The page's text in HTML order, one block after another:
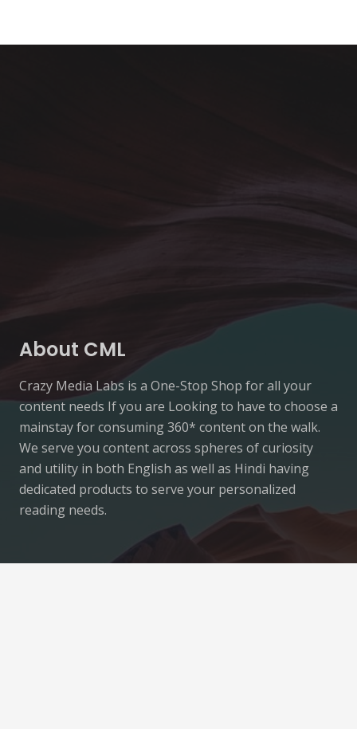
About CML
Crazy Media Labs is a One-Stop Shop for all your
content needs If you are Looking to have to choose a
mainstay for consuming 360* content on the walk.
We serve you content across spheres of curiosity
and utility in both English as well as Hindi having
dedicated products to serve your personalized
reading needs.